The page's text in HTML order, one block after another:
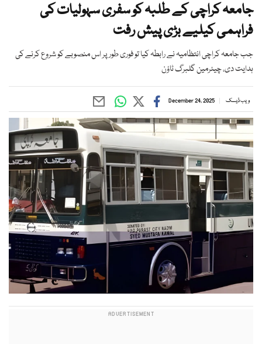
جامعہ کراچی کے طلبہ کو سفری سہولیات کی
فراہمی کیلیے بڑی پیش رفت
جب جامعہ کراچی انتظامیہ نے رابطہ کیا تو فوری طور پر اس منصوبے کو شروع کرنے کی
ہدایت دی، چیئرمین گلبرگ ٹاؤن
ویب ڈیسک December 24, 2025